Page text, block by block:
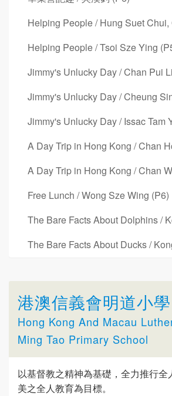
Helping People / Hung Suet Chui,
Helping People / Tsoi Sze Ying
Jimmy's Unlucky Day / Chan Pui
Jimmy's Unlucky Day / Cheung
Jimmy's Unlucky Day / Issac Tam
A Day Trip in Hong Kong / Chan
A Day Trip in Hong Kong / Chan
Free Lunch / Wong Sze Wing (P6)
The Bare Facts About Dolphins /
The Bare Facts About Ducks /
港澳信義會明道小學
Hong Kong And Macau
Ming Tao Primary School
以基督教之精神為基礎，全力推行
美之全人教育為目標。